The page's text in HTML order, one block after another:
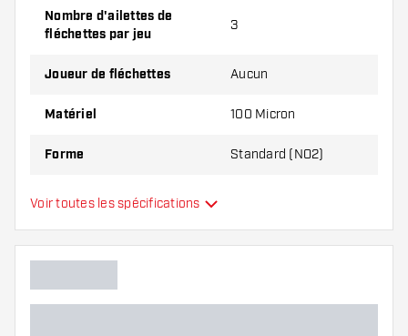
Essayez une forme, un matériau ou une
la variante qui vous convient le mieux !
Nombre d'ailettes de
fléchettes par jeu
3
Joueur de fléchettes Aucun
Matériel 100 Micron
Forme Standard (NO2)
Type
Flexibilité
Voir toutes les spécifications